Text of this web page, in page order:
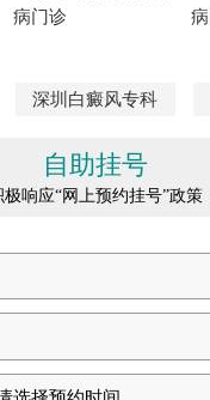
深圳白癜风专科
自助挂号
极响应“网上预约挂号”政策